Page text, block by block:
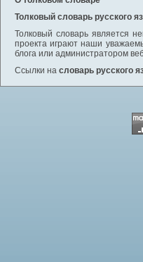
Толковый словарь русского
Толковый словарь является
проекта играют наши
блога или администратором
Ссылки на словарь русского